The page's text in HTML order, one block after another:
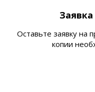
Оставьте заявку на
копии